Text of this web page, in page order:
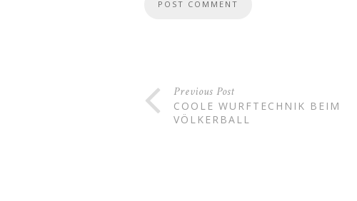
Previous Post
COOLE WURFTECHNIK BEIM
VÖLKERBALL